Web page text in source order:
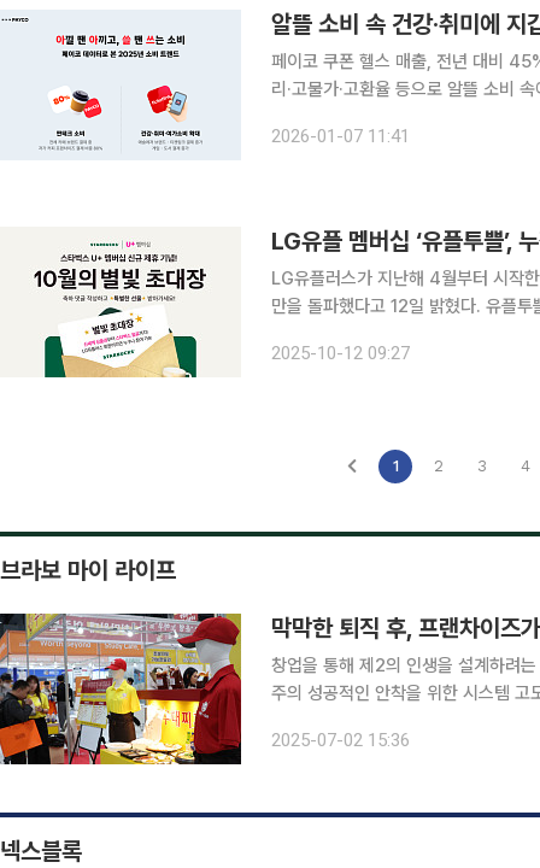
알뜰 소비 속 건강·취미에 지
페이코 쿠폰 헬스 매출, 전년 대비 45%
리·고물가·고환율 등으로 알뜰 소비
의 페이코 온오프라인 결제 데이터를
2026-01-07 11:41
LG유플 멤버십 ‘유플투쁠’,
LG유플러스가 지난해 4월부터 시작
만을 돌파했다고 12일 밝혔다. 유플투쁠은 LG유플러스가 고객의 일상에 가치를 더하기 위해 운영
을 원하는 고객은 유플투쁠데이에 당
2025-10-12 09:27
1 2 3 4
브라보 마이 라이프
막막한 퇴직 후, 프랜차이즈
창업을 통해 제2의 인생을 설계하려
주의 성공적인 안착을 위한 시스템 고도화에 나섰다. 서울시가 발표
이러한 흐름 속에서 더벤티, 컴포즈커
2025-07-02 15:36
넥스블록